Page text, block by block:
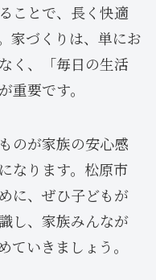
ことで、長く快適
家づくりは、単にお
く、「毎日の生活
重要です。
のが家族の安心感
なります。松原市
に、ぜひ子どもが
し、家族みんなが
ていきましょう。